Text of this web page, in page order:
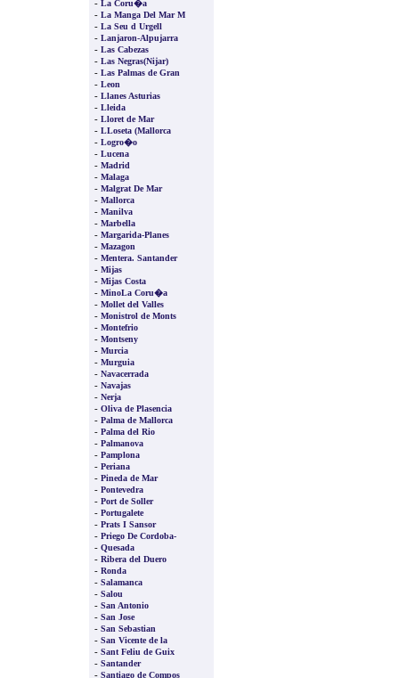
- La Coru�a
- La Manga Del Mar M
- La Seu d Urgell
- Lanjaron-Alpujarra
- Las Cabezas
- Las Negras(Nijar)
- Las Palmas de Gran
- Leon
- Llanes Asturias
- Lleida
- Lloret de Mar
- LLoseta (Mallorca
- Logro�o
- Lucena
- Madrid
- Malaga
- Malgrat De Mar
- Mallorca
- Manilva
- Marbella
- Margarida-Planes
- Mazagon
- Mentera. Santander
- Mijas
- Mijas Costa
- MinoLa Coru�a
- Mollet del Valles
- Monistrol de Monts
- Montefrio
- Montseny
- Murcia
- Murguia
- Navacerrada
- Navajas
- Nerja
- Oliva de Plasencia
- Palma de Mallorca
- Palma del Rio
- Palmanova
- Pamplona
- Periana
- Pineda de Mar
- Pontevedra
- Port de Soller
- Portugalete
- Prats I Sansor
- Priego De Cordoba-
- Quesada
- Ribera del Duero
- Ronda
- Salamanca
- Salou
- San Antonio
- San Jose
- San Sebastian
- San Vicente de la
- Sant Feliu de Guix
- Santander
- Santiago de Compos